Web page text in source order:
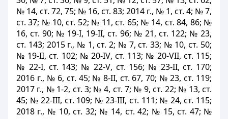
№ 14, ст. 72, 75; № 16, ст. 83; 2014 г., № 1, ст. 4; № 7,
ст. 37; № 10, ст. 52; № 11, ст. 65; № 14, ст. 84, 86; №
16, ст. 90; № 19-I, 19-II, ст. 96; № 21, ст. 122; № 23,
ст. 143; 2015 г., № 1, ст. 2; № 7, ст. 33; № 10, ст. 50;
№ 19-II, ст. 102; № 20-IV, ст. 113; № 20-VII, ст. 115;
№ 22-I, ст. 143; № 22-V, ст. 156; № 23-II, ст. 170;
2016 г., № 6, ст. 45; № 8-II, ст. 67, 70; № 23, ст. 119;
2017 г., № 1-2, ст. 3; № 4, ст. 7; № 9, ст. 22; № 13, ст.
45; № 22-III, ст. 109; № 23-III, ст. 111; № 24, ст. 115;
2018 г., № 10, ст. 32; № 14, ст. 42; № 15, ст. 47; №